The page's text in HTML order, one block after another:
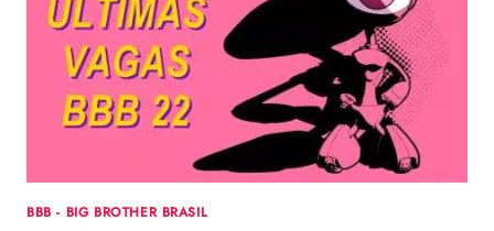
QUER
MARCOS
MION
NO
COMANDO
DO
BBB - BIG BROTHER BRASIL